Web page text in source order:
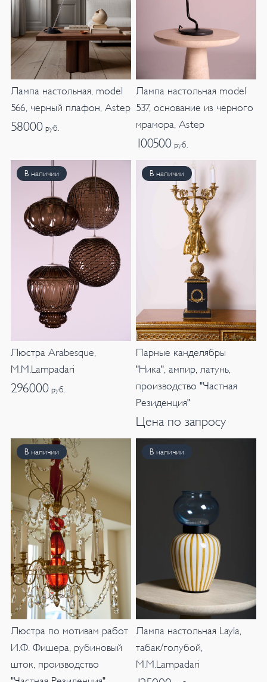
Лампа настольная, model
566, черный плафон, Astep
58000 руб.
Лампа настольная model
537, основание из черного
мрамора, Astep
100500 руб.
В наличии
Люстра Arabesque,
M.M.Lampadari
296000 руб.
В наличии
Парные канделябры
"Ника", ампир, латунь,
производство "Частная
Резиденция"
Цена по запросу
В наличии
Люстра по мотивам работ
И.Ф. Фишера, рубиновый
шток, производство
В наличии
Лампа настольная Layla,
табак/голубой,
M.M.Lampadari